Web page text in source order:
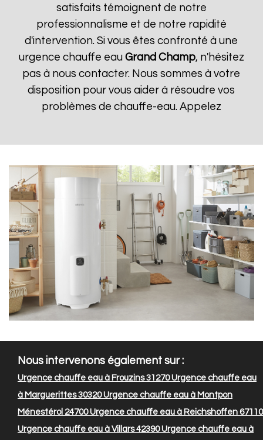
satisfaits témoignent de notre
professionnalisme et de notre rapidité
d'intervention. Si vous êtes confronté à une
urgence chauffe eau Grand Champ, n'hésitez
pas à nous contacter. Nous sommes à votre
disposition pour vous aider à résoudre vos
problèmes de chauffe-eau. Appelez
Nous intervenons également sur :
Urgence chauffe eau à Frouzins 31270Urgence chauffe eau
à Marguerittes 30320Urgence chauffe eau à Montpon
Ménestérol 24700Urgence chauffe eau à Reichshoffen 67110
Urgence chauffe eau à Villars 42390Urgence chauffe eau à